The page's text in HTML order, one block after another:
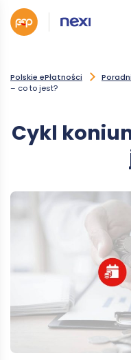
Polskie ePłatności
– co to jest?
Cykl